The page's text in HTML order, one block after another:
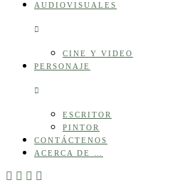
AUDIOVISUALES
CINE Y VIDEO
PERSONAJE
ESCRITOR
PINTOR
CONTÁCTENOS
ACERCA DE …